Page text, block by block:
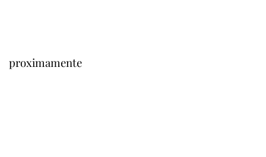
proximamente